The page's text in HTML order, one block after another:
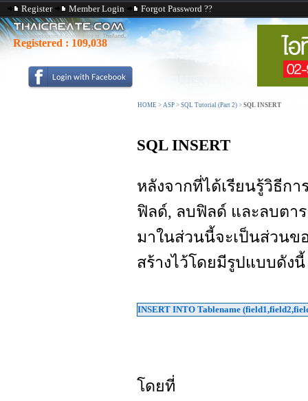
Register Member Login Forgot Password ??
Registered : 109,038
HOME > ASP > SQL Tutorial (Part 2) > SQL INSERT
SQL INSERT
หลังจากที่ได้เรียนรู้วิธีกา
ฟิลด์, ลบฟิลด์ และลบตาร
มาในส่วนนี้จะเป็นส่วนข
สร้างไว้โดยมีรูปแบบดังนี้
INSERT INTO Tablename
โดยที่